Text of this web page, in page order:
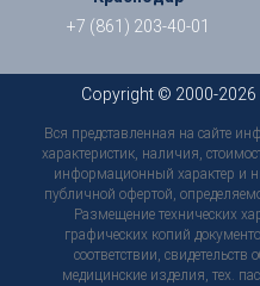
+7 (861) 203-40-01
Copyright © 2000-
Вся представленная на сайте
характеристик, наличия,
информационный характер и
публичной офертой,
Размещение технических
графических копий
соответствии,
медицинские изделия, тех.